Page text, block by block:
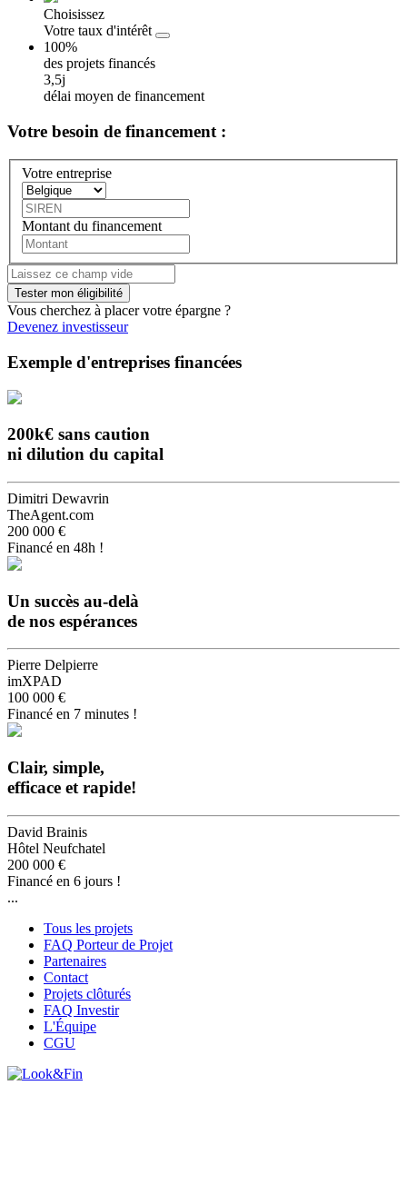
Choisissez
Votre taux d'intérêt
100%
des projets financés
3,5j
délai moyen de financement
Votre besoin de financement :
Votre entreprise
Montant du financement
Vous cherchez à placer votre épargne ?
Devenez investisseur
Exemple d'entreprises financées
200k€ sans caution
ni dilution du capital
Dimitri Dewavrin
TheAgent.com
200 000 €
Financé en 48h !
Un succès au-delà
de nos espérances
Pierre Delpierre
imXPAD
100 000 €
Financé en 7 minutes !
Clair, simple,
efficace et rapide!
David Brainis
Hôtel Neufchatel
200 000 €
Financé en 6 jours !
...
Tous les projets
FAQ Porteur de Projet
Partenaires
Contact
Projets clôturés
FAQ Investir
L'Équipe
CGU